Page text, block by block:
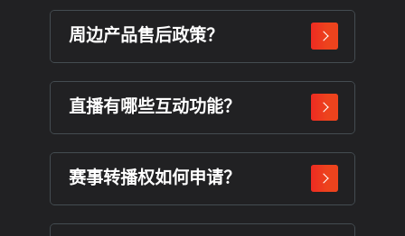
周边产品售后政策？
直播有哪些互动功能？
赛事转播权如何申请？